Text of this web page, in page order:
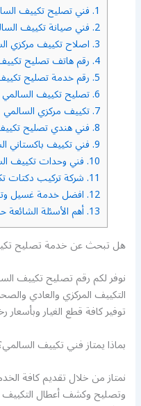
1. فني تصليح تكييف
2. فني صيانة تكييف
3. اصلاح تكييف مركزي
4. رقم هاتف تصليح
5. رقم خدمة تصليح
6. تصليح تكييف السالمي
7. تكييف مركزي السالمي
8. فني هندي تصليح
9. فني تكييف باكستاني
10. فني وحدات تكييف
11. شركة تركيب دكتات
12. افضل خدمة غسيل
13. أهم الأسئلة
هل تبحث عن خدمة تصليح
نوفر لكم رقم تصليح تكييف
التكييف المركزي والعادي
توفير كافة قطع الغيار وبأسعار
بماذا يمتاز فني تكييف
نمتاز من خلال تقديم كافة
وتصليح وكشف أعطال التكييف